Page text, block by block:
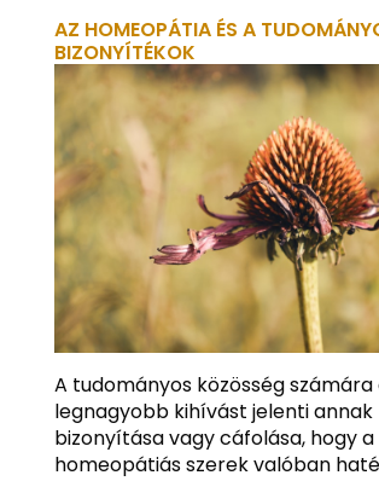
AZ HOMEOPÁTIA ÉS A
BIZONYÍTÉKOK
A tudományos közösség számára
legnagyobb kihívást jelenti annak
bizonyítása vagy cáfolása, hogy a
homeopátiás szerek valóban